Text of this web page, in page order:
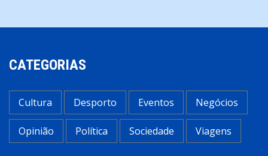
CATEGORIAS
Cultura Desporto Eventos Negócios
Opinião Política Sociedade Viagens